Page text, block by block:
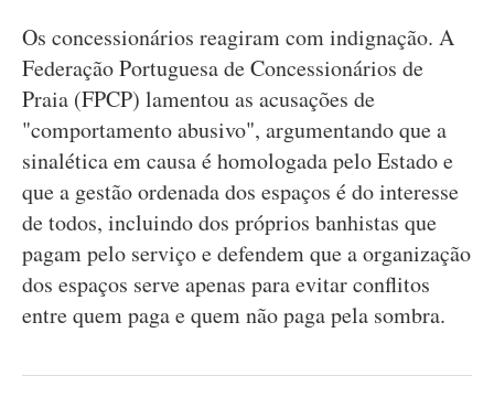
Os concessionários reagiram com indignação. A
Federação Portuguesa de Concessionários de
Praia (FPCP) lamentou as acusações de
"comportamento abusivo", argumentando que a
sinalética em causa é homologada pelo Estado e
que a gestão ordenada dos espaços é do interesse
de todos, incluindo dos próprios banhistas que
pagam pelo serviço e defendem que a organização
dos espaços serve apenas para evitar conflitos
entre quem paga e quem não paga pela sombra.